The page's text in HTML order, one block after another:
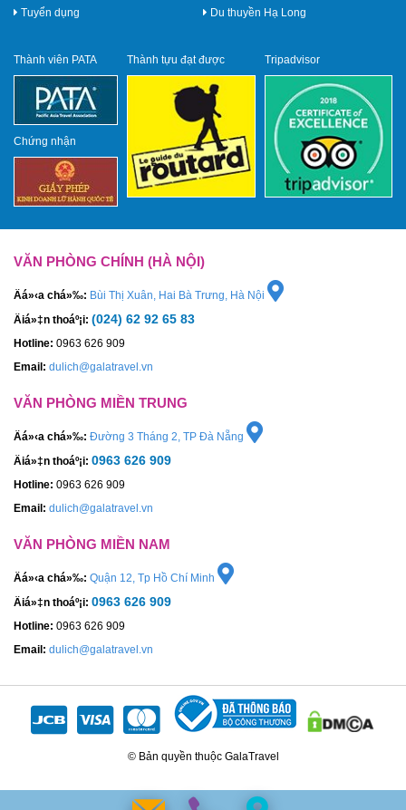
Tuyển dụng Du thuyền Hạ Long
Thành viên PATA
Chứng nhận
Thành tựu đạt được Tripadvisor
VĂN PHÒNG CHÍNH (HÀ NỘI)
Äá»‹a chá»‰: Bùi Thị Xuân, Hai Bà Trưng, Hà Nội
Äiá»‡n thoáº¡i: (024) 62 92 65 83
Hotline: 0963 626 909
Email: dulich@galatravel.vn
VĂN PHÒNG MIỀN TRUNG
Äá»‹a chá»‰: Đường 3 Tháng 2, TP Đà Nẵng
Äiá»‡n thoáº¡i: 0963 626 909
Hotline: 0963 626 909
Email: dulich@galatravel.vn
VĂN PHÒNG MIỀN NAM
Äá»‹a chá»‰: Quận 12, Tp Hồ Chí Minh
Äiá»‡n thoáº¡i: 0963 626 909
Hotline: 0963 626 909
Email: dulich@galatravel.vn
© Bản quyền thuộc GalaTravel